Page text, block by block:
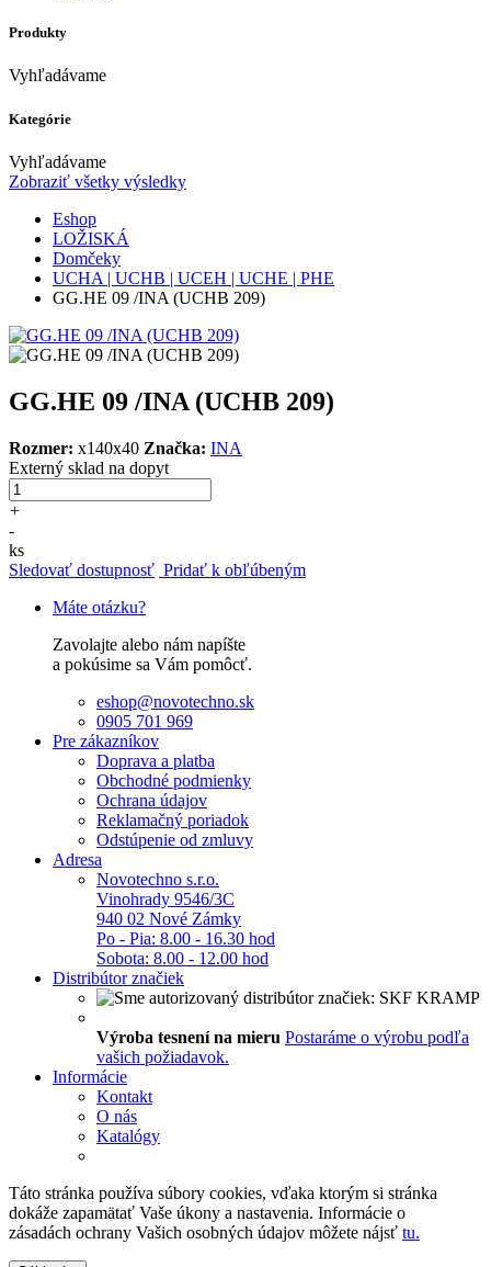
Produkty
Vyhľadávame
Kategórie
Vyhľadávame
Zobraziť všetky výsledky
Eshop
LOŽISKÁ
Domčeky
UCHA | UCHB | UCEH | UCHE | PHE
GG.HE 09 /INA (UCHB 209)
GG.HE 09 /INA (UCHB 209)
Rozmer: x140x40 Značka: INA
Externý sklad na dopyt
+
-
ks
Sledovať dostupnosť Pridať k obľúbeným
Máte otázku?
Zavolajte alebo nám napíšte
a pokúsime sa Vám pomôcť.
eshop@novotechno.sk
0905 701 969
Pre zákazníkov
Doprava a platba
Obchodné podmienky
Ochrana údajov
Reklamačný poriadok
Odstúpenie od zmluvy
Adresa
Novotechno s.r.o.
Vinohrady 9546/3C
940 02 Nové Zámky
Po - Pia: 8.00 - 16.30 hod
Sobota: 8.00 - 12.00 hod
Distribútor značiek
Výroba tesnení na mieru Postaráme o výrobu podľa
vašich požiadavok.
Informácie
Kontakt
O nás
Katalógy
Táto stránka používa súbory cookies, vďaka ktorým si stránka
dokáže zapamätať Vaše úkony a nastavenia. Informácie o
zásadách ochrany Vašich osobných údajov môžete nájsť tu.